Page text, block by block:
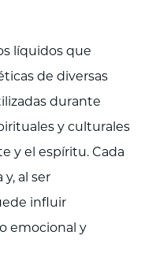
líquidos que
de diversas
durante
y culturales
y el espíritu. Cada
al ser
influir
emocional y